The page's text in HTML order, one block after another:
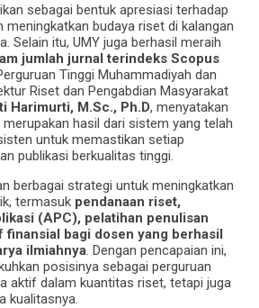
sebagai bentuk apresiasi terhadap
meningkatkan budaya riset di kalangan
Selain itu, UMY juga berhasil meraih
jumlah jurnal terindeks Scopus
Tinggi Muhammadiyah dan
Riset dan Pengabdian Masyarakat
Harimurti, M.Sc., Ph.D, menyatakan
hasil dari sistem yang telah
untuk memastikan setiap
publikasi berkualitas tinggi.
berbagai strategi untuk meningkatkan
termasuk pendanaan riset,
(APC), pelatihan penulisan
finansial bagi dosen yang berhasil
ilmiahnya . Dengan pencapaian ini,
posisinya sebagai perguruan
aktif dalam kuantitas riset, tetapi juga
kualitasnya.